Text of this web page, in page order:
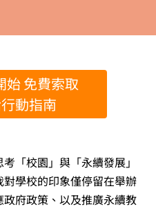
始 免費索取
動指南
「校園」與「永續發展」
學校的印象僅停留在舉辦
府政策、以及推廣永續教